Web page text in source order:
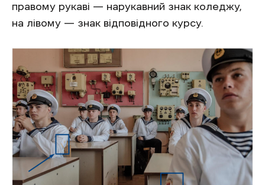
правому рукаві — нарукавний знак коледжу,
на лівому — знак відповідного курсу.